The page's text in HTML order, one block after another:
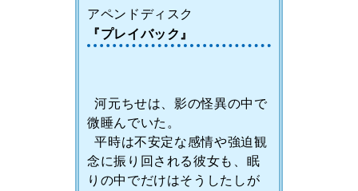
アペンドディスク
『プレイバック』
河元ちせは、影の怪異の中で
微睡んでいた。
平時は不安定な感情や強迫観
念に振り回される彼女も、眠
りの中でだけはそうしたしが